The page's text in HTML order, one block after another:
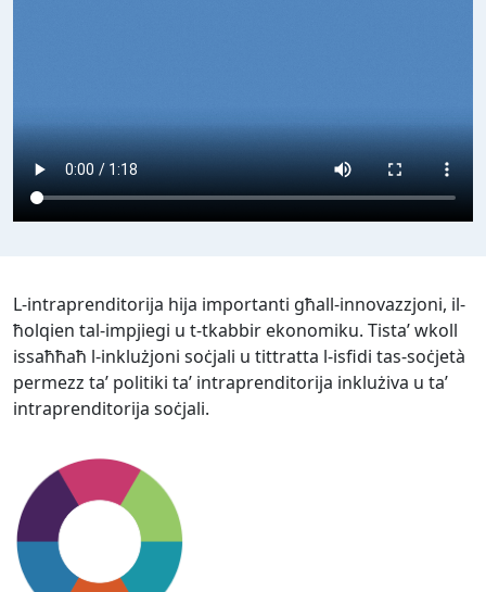
L-intraprenditorija hija importanti għall-innovazzjoni, il-
ħolqien tal-impjiegi u t-tkabbir ekonomiku. Tista’ wkoll
issaħħaħ l-inklużjoni soċjali u tittratta l-isfidi tas-soċjetà
permezz ta’ politiki ta’ intraprenditorija inklużiva u ta’
intraprenditorija soċjali.